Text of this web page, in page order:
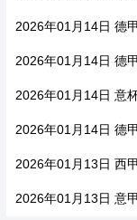
2026年01月14日 德
2026年01月14日 德
2026年01月14日 意
2026年01月14日 德
2026年01月13日 西
2026年01月13日 意